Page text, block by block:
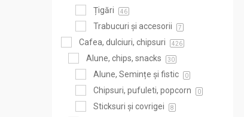
Țigări 46
Trabucuri și accesorii 7
Cafea, dulciuri, chipsuri 426
Alune, chips, snacks 30
Alune, Semințe și fistic 0
Chipsuri, pufuleti, popcorn 0
Sticksuri și covrigei 8